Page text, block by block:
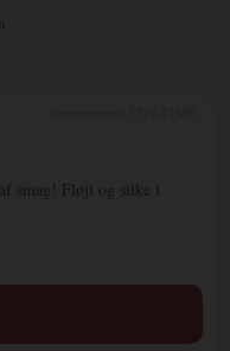
smag! Fløjl og silke i